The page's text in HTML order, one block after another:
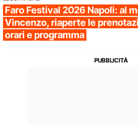
Faro Festival 2026 Napoli: al
Vincenzo, riaperte le
orari e programma